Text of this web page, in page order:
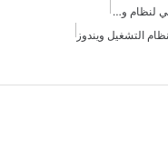
استوديو الرسوم المتحركة المجاني لنظام ويندوز
التشغيل ويندوز